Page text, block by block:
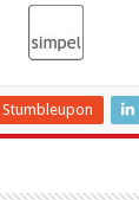
Stumbleupon